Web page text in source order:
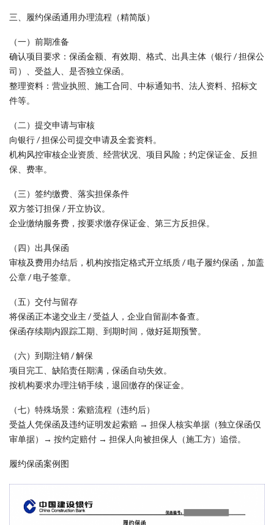
三、履约保函通用办理流程（精简版）
（一）前期准备
确认项目要求：保函金额、有效期、格式、出具主体（银行 / 担保公
司）、受益人、是否独立保函。
整理资料：营业执照、施工合同、中标通知书、法人资料、招标文
件等。
（二）提交申请与审核
向银行 / 担保公司提交申请及全套资料。
机构风控审核企业资质、经营状况、项目风险；约定保证金、反担
保、费率。
（三）签约缴费、落实担保条件
双方签订担保 / 开立协议。
企业缴纳服务费，按要求缴存保证金、第三方反担保。
（四）出具保函
审核及费用办结后，机构按指定格式开立纸质 / 电子履约保函，加盖
公章 / 电子签章。
（五）交付与留存
将保函正本递交业主 / 受益人，企业自留副本备查。
保函存续期内跟踪工期、到期时间，做好延期预警。
（六）到期注销 / 解保
项目完工、缺陷责任期满，保函自动失效。
按机构要求办理注销手续，退回缴存的保证金。
（七）特殊场景：索赔流程（违约后）
受益人凭保函及违约证明发起索赔 → 担保人核实单据（独立保函仅
审单据）→ 按约定赔付 → 担保人向被担保人（施工方）追偿。
履约保函案例图